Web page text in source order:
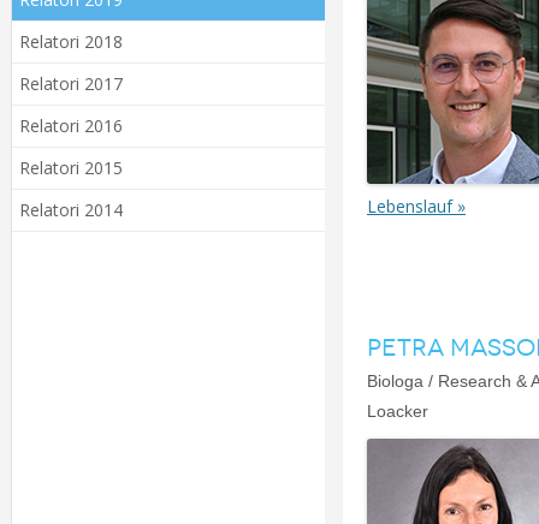
Relatori 2018
Relatori 2017
Relatori 2016
Relatori 2015
Relatori 2014
Lebenslauf »
PETRA
Biologa / Research &
Loacker